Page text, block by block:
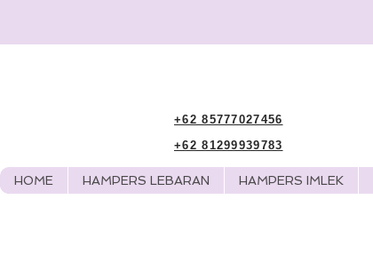
+62 85777027456
+62 81299939783
HOME HAMPERS LEBARAN HAMPERS IMLEK